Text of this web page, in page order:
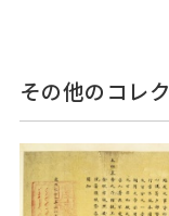
その他のコレ